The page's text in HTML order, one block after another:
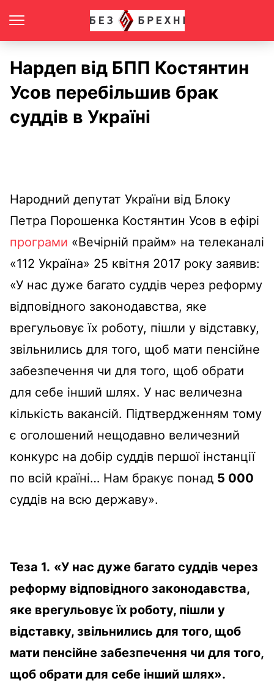
Нардеп від БПП Костянтин
Усов перебільшив брак
суддів в Україні
Народний депутат України від Блоку
Петра Порошенка Костянтин Усов в ефірі
програми «Вечірній прайм» на телеканалі
«112 Україна» 25 квітня 2017 року заявив:
«У нас дуже багато суддів через реформу
відповідного законодавства, яке
врегульовує їх роботу, пішли у відставку,
звільнились для того, щоб мати пенсійне
забезпечення чи для того, щоб обрати
для себе інший шлях. У нас величезна
кількість вакансій. Підтвердженням тому
є оголошений нещодавно величезний
конкурс на добір суддів першої інстанції
по всій країні… Нам бракує понад 5 000
суддів на всю державу».
Теза 1. «У нас дуже багато суддів через
реформу відповідного законодавства,
яке врегульовує їх роботу, пішли у
відставку, звільнились для того, щоб
мати пенсійне забезпечення чи для того,
щоб обрати для себе інший шлях».